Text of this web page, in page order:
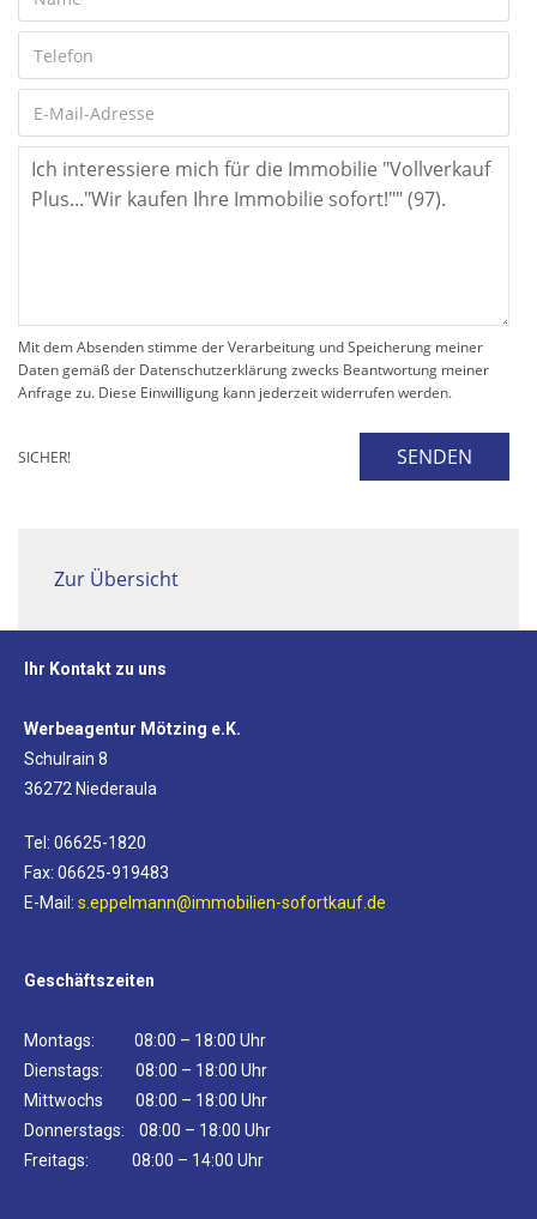
Mit dem Absenden stimme der Verarbeitung und Speicherung meiner
Daten gemäß der Datenschutzerklärung zwecks Beantwortung meiner
Anfrage zu. Diese Einwilligung kann jederzeit widerrufen werden.
SICHER! SENDEN
Zur Übersicht
Ihr Kontakt zu uns
Werbeagentur Mötzing e.K.
Schulrain 8
36272 Niederaula
Tel: 06625-1820
Fax: 06625-919483
E-Mail: s.eppelmann@immobilien-sofortkauf.de
Geschäftszeiten
Montags: 08:00 – 18:00 Uhr
Dienstags: 08:00 – 18:00 Uhr
Mittwochs 08:00 – 18:00 Uhr
Donnerstags: 08:00 – 18:00 Uhr
Freitags: 08:00 – 14:00 Uhr